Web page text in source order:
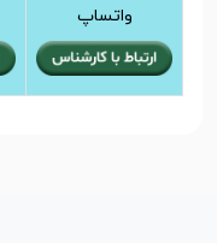
واتساپ